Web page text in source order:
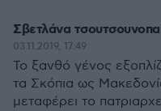
Σβετλάνα
03.11.2019, 17:49
Το ξανθό γένος
τα Σκόπια ως
μεταφέρει το